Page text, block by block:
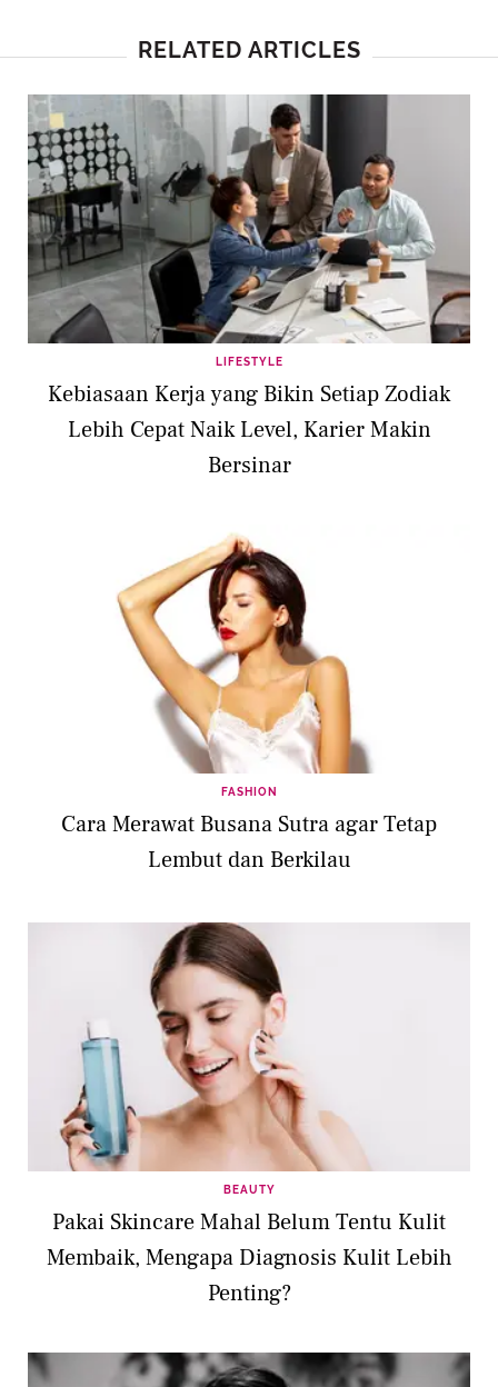
RELATED ARTICLES
LIFESTYLE
Kebiasaan Kerja yang Bikin Setiap Zodiak
Lebih Cepat Naik Level, Karier Makin
Bersinar
FASHION
Cara Merawat Busana Sutra agar Tetap
Lembut dan Berkilau
BEAUTY
Pakai Skincare Mahal Belum Tentu Kulit
Membaik, Mengapa Diagnosis Kulit Lebih
Penting?